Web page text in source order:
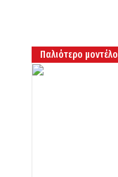
Παλιότερο μοντέλο